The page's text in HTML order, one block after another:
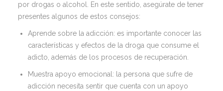
por drogas o alcohol. En este sentido, asegúrate de tener
presentes algunos de estos consejos:
Aprende sobre la adicción: es importante conocer las
características y efectos de la droga que consume el
adicto, además de los procesos de recuperación.
Muestra apoyo emocional: la persona que sufre de
adicción necesita sentir que cuenta con un apoyo